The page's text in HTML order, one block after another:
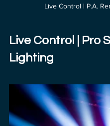
Live Control | P.A.
Live Control | Pro
Lighting